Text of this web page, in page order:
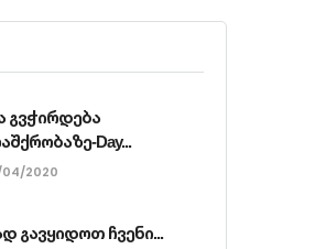
გვჭირდება
Day...
04/2020
გავყიდოთ ჩვენი...